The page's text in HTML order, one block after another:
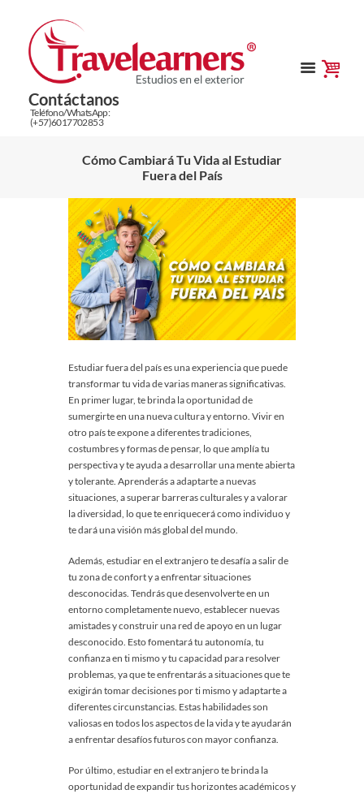
Contáctanos
Teléfono/WhatsApp:
(+57)6017702853
Cómo Cambiará Tu Vida al Estudiar
Fuera del País
Estudiar fuera del país es una experiencia que puede
transformar tu vida de varias maneras significativas.
En primer lugar, te brinda la oportunidad de
sumergirte en una nueva cultura y entorno. Vivir en
otro país te expone a diferentes tradiciones,
costumbres y formas de pensar, lo que amplía tu
perspectiva y te ayuda a desarrollar una mente abierta
y tolerante. Aprenderás a adaptarte a nuevas
situaciones, a superar barreras culturales y a valorar
la diversidad, lo que te enriquecerá como individuo y
te dará una visión más global del mundo.
Además, estudiar en el extranjero te desafía a salir de
tu zona de confort y a enfrentar situaciones
desconocidas. Tendrás que desenvolverte en un
entorno completamente nuevo, establecer nuevas
amistades y construir una red de apoyo en un lugar
desconocido. Esto fomentará tu autonomía, tu
confianza en ti mismo y tu capacidad para resolver
problemas, ya que te enfrentarás a situaciones que te
exigirán tomar decisiones por ti mismo y adaptarte a
diferentes circunstancias. Estas habilidades son
valiosas en todos los aspectos de la vida y te ayudarán
a enfrentar desafíos futuros con mayor confianza.
Por último, estudiar en el extranjero te brinda la
oportunidad de expandir tus horizontes académicos y